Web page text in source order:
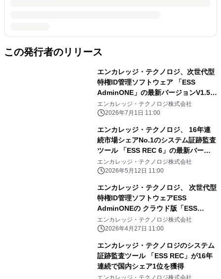
この発行者のリリース
エンカレッジ・テクノロジ、次世代型
特権ID管理ソフトウェア 「ESS
AdminONE」の最新バージョンV1.5を
2026年7月1日より販売開始
エンカレッジ・テクノロジ株式会社
2026年7月1日 11:00
エンカレッジ・テクノロジ、 16年連
続市場シェアNo.1のシステム証跡監査
ツール 「ESS REC 6」の最新バージ
ョンV6.2を 2026年5月12日より販売開
始
エンカレッジ・テクノロジ株式会社
2026年5月12日 11:00
エンカレッジ・テクノロジ、 次世代型
特権ID管理ソフトウェアESS
AdminONEの クラウド版「ESS
AdminONE Cloud」の申込受付を
2026年4月27日より開始
エンカレッジ・テクノロジ株式会社
2026年4月27日 11:00
エンカレッジ・テクノロジのシステム
証跡監査ツール 「ESS REC」が16年
連続で国内シェア1位を獲得
エンカレッジ・テクノロジ株式会社